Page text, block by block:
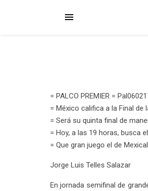
= PALCO PREMIER =
= México califica a la Final de
= Será su quinta final de
= Hoy, a las 19 horas, busca
= Que gran juego el de
Jorge Luis Telles Salazar
En jornada semifinal de